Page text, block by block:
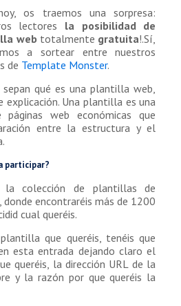
os traemos una sorpresa:
lectores la posibilidad de
web totalmente gratuita!.Sí,
a sortear entre nuestros
de Template Monster.
qué es una plantilla web,
explicación. Una plantilla es una
web económicas que
entre la estructura y el
participar?
la colección de plantillas de
, donde encontraréis más de 1200
cual queréis.
que queréis, tenéis que
esta entrada dejando claro el
queréis, la dirección URL de la
y la razón por que queréis la